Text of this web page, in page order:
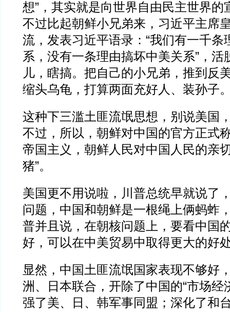
想”，其实就是向世界自由民主世界的
不过比起朝鲜小兄弟来，习近平主席
流，发表习近平语录：“我们有一千条
系，没有一条理由搞坏中美关系”，活
儿，瞎搞。把自己的小兄弟，推到反
缩头乌龟，打算两面充好人、装孙子
这种下三滥土匪流氓思想，别说美国
不过，所以，朝鲜对中国的官方正式
帝国主义，朝鲜人民对中国人民的亲
猪”。
美国更不用说啦，川普总统早就说了
问题，中国和朝鲜是一根绳上俩蚂蚱
普并且说，在朝核问题上，要看中国
好，可以在中美贸易中取得更大的好
显然，中国土匪流氓国家表现不够好
洲、日本联合，开除了中国的“市场经
强了美、日、韩军事同盟；深化了和